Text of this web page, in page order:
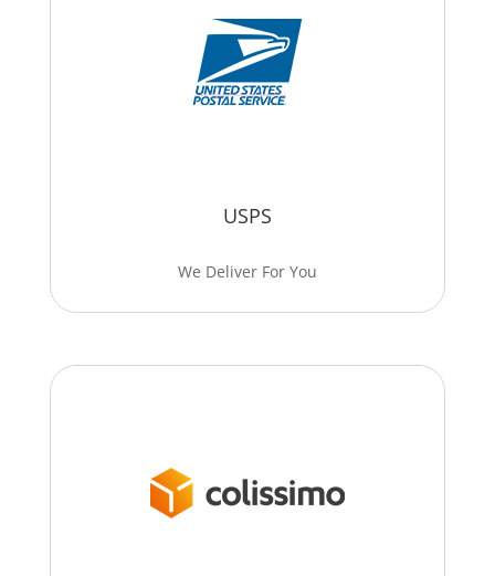
USPS
We Deliver For You